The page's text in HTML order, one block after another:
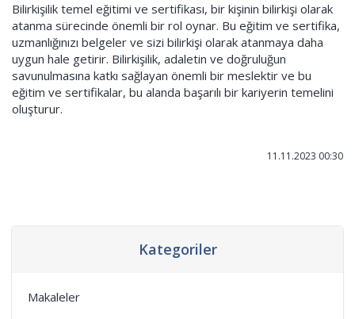
Kategoriler
Makaleler
Bilirkişilik temel eğitimi ve sertifikası, bir kişinin bilirkişi olarak
atanma sürecinde önemli bir rol oynar. Bu eğitim ve sertifika,
uzmanlığınızı belgeler ve sizi bilirkişi olarak atanmaya daha
uygun hale getirir. Bilirkişilik, adaletin ve doğruluğun
savunulmasına katkı sağlayan önemli bir meslektir ve bu
eğitim ve sertifikalar, bu alanda başarılı bir kariyerin temelini
oluşturur.
11.11.2023 00:30